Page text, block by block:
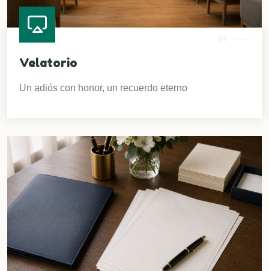
Velatorio
Un adiós con honor, un recuerdo eterno